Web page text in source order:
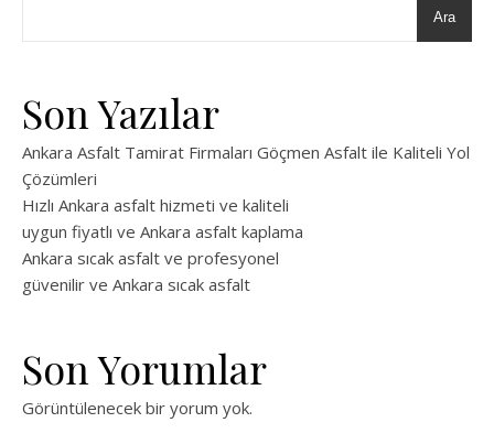
Ara
Son Yazılar
Ankara Asfalt Tamirat Firmaları Göçmen Asfalt ile Kaliteli Yol
Çözümleri
Hızlı Ankara asfalt hizmeti ve kaliteli
uygun fiyatlı ve Ankara asfalt kaplama
Ankara sıcak asfalt ve profesyonel
güvenilir ve Ankara sıcak asfalt
Son Yorumlar
Görüntülenecek bir yorum yok.